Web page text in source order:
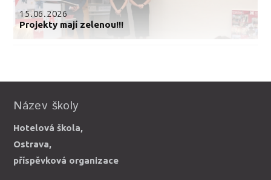
15.06.2026
Projekty mají zelenou!!!
Název školy
Hotelová škola,
Ostrava,
příspěvková organizace